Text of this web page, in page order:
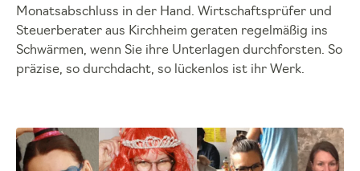
Monatsabschluss in der Hand. Wirtschaftsprüfer und
Steuerberater aus Kirchheim geraten regelmäßig ins
Schwärmen, wenn Sie ihre Unterlagen durchforsten. So
präzise, so durchdacht, so lückenlos ist ihr Werk.